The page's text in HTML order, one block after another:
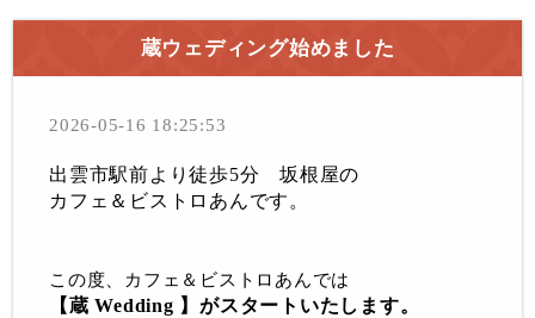
蔵ウェディング始めました
2026-05-16 18:25:53
出雲市駅前より徒歩5分 坂根屋の
カフェ＆ビストロあんです。
この度、カフェ＆ビストロあんでは
【蔵 Wedding 】がスタートいたします。